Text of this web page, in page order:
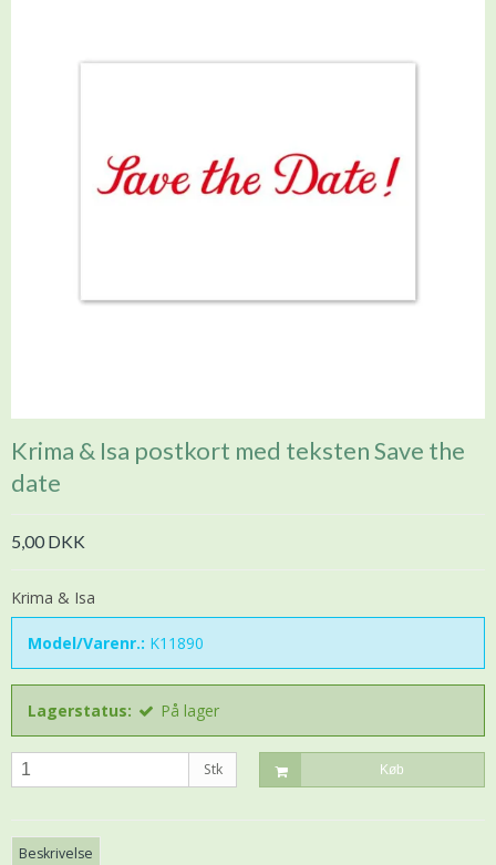
Krima & Isa postkort med teksten Save the
date
5,00 DKK
Krima & Isa
Model/Varenr.: K11890
Lagerstatus: På lager
Stk Køb
Beskrivelse